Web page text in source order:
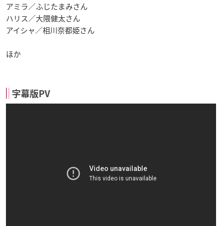
アミラ／ふじたまみさん
ハリス／大隈健太さん
アイシャ／相川奈都姫さん
ほか
字幕版PV